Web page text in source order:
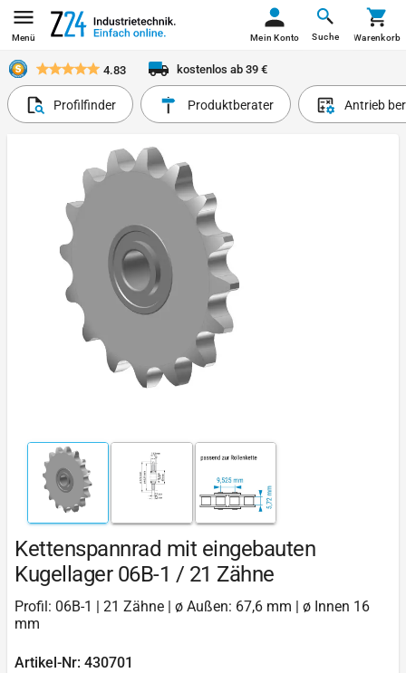
Menü Suche
Mein Konto Warenkorb
4.83 kostenlos ab 39 €
Profilfinder Produktberater Antrieb
Kettenspannrad mit eingebauten
Kugellager 06B-1 / 21 Zähne
Profil: 06B-1 | 21 Zähne | ø Außen: 67,6 mm | ø Innen 16
mm
Artikel-Nr: 430701